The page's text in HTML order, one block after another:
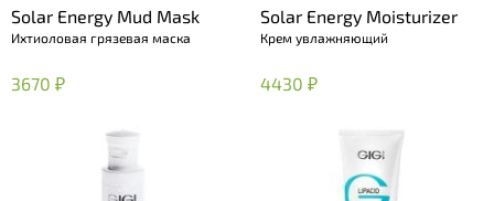
Solar Energy Mud Mask
Ихтиоловая грязевая маска
3670 ₽
Solar Energy Moisturizer
Крем увлажняющий
4430 ₽